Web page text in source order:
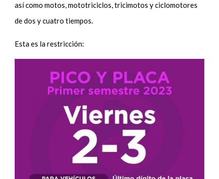
así como motos, mototriciclos, tricimotos y ciclomotores
de dos y cuatro tiempos.
Esta es la restricción: